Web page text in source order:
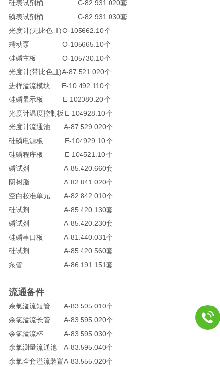
硅表试剂桶
C-82.931.020套
磷表试剂桶
C-82.931.030套
光度计(无比色皿)O-105662.10个
蠕动泵
O-105665.10个
硅磷主板
O-105730.10个
光度计(带比色皿)A-87.521.020个
进样溢流模块
E-10.492.110个
硅磷显示板
E-102080.20个
光度计温度控制板 E-104928.10个
光度计流通池
A-87.529.020个
硅磷电源板
E-104929.10个
硅磷程序板
E-104521.10个
磷试剂
A-85.420.660套
阴树脂
A-82.841.020个
空白校准单元
A-82.842.010个
硅试剂
A-85.420.130套
磷试剂
A-85.420.230套
硅磷串口板
A-81.440.031个
硅试剂
A-85.420.560套
泵管
A-86.191.151套
流通备件
余氯溢流短管 A-83.595.010个
余氯溢流长管
A-83.595.020个
余氯溢流杯
A-83.595.030个
余氯测量流通池
A-83.595.040个
余氯全套溢流装置A-83.555.020个